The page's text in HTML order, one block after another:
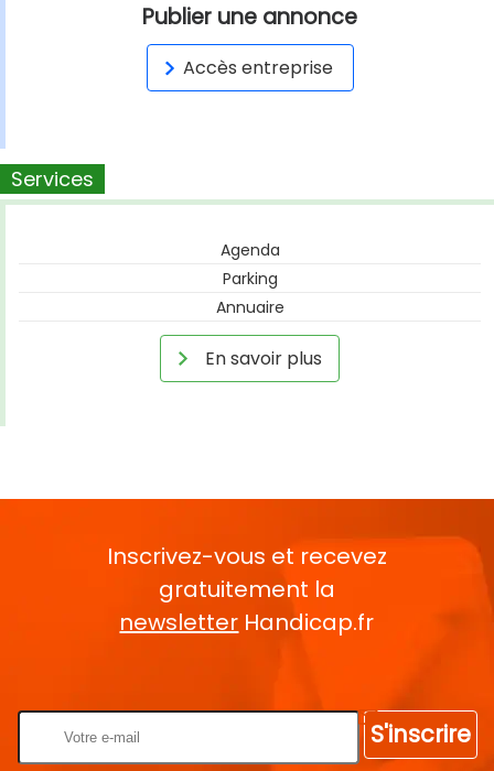
Publier une annonce
Accès entreprise
Services
Agenda
Parking
Annuaire
En savoir plus
Inscrivez-vous et recevez
gratuitement la
newsletter Handicap.fr
S'inscrire